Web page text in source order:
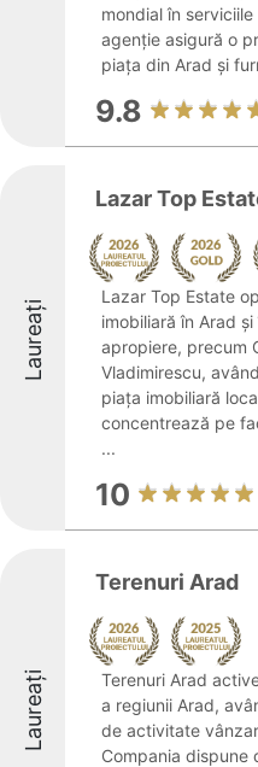
mondial în
agenție asigură o
piața din Arad și
9.8
Laureați
Lazar Top
Lazar Top Estate
imobiliară în Arad
apropiere, precum
Vladimirescu,
piața imobiliară
concentrează pe
...
10
Laureați
Terenuri Arad
Terenuri Arad
a regiunii Arad,
de activitate
Compania dispune